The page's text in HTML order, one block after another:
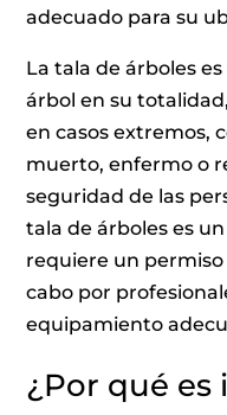
adecuado para su
La tala de árboles
árbol en su
en casos extremos,
muerto, enfermo o
seguridad de las
tala de árboles es
requiere un permiso
cabo por
equipamiento
¿Por qué